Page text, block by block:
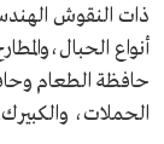
ذات النقوش
أنواع
حافظة الطعام
الحملات،